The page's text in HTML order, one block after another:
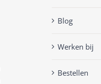
Blog
Werken bij
Bestellen